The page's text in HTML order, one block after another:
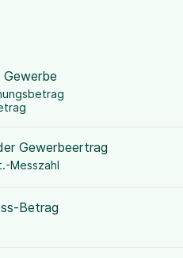
Gewerbe
Gewerbeertrag
Messzahl
Betrag